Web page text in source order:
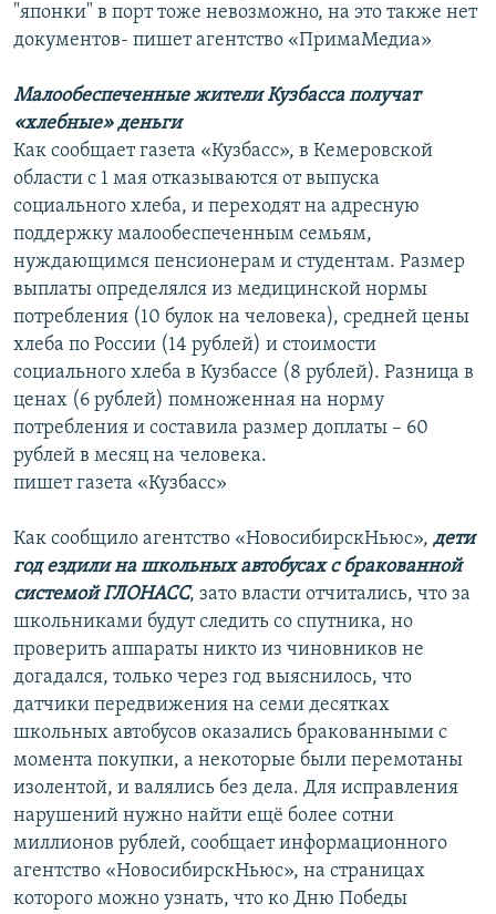
"японки" в порт тоже невозможно, на это также нет
документов- пишет агентство «ПримаМедиа»
Малообеспеченные жители Кузбасса получат
«хлебные» деньги
Как сообщает газета «Кузбасс», в Кемеровской
области с 1 мая отказываются от выпуска
социального хлеба, и переходят на адресную
поддержку малообеспеченным семьям,
нуждающимся пенсионерам и студентам. Размер
выплаты определялся из медицинской нормы
потребления (10 булок на человека), средней цены
хлеба по России (14 рублей) и стоимости
социального хлеба в Кузбассе (8 рублей). Разница в
ценах (6 рублей) помноженная на норму
потребления и составила размер доплаты – 60
рублей в месяц на человека.
пишет газета «Кузбасс»
Как сообщило агентство «НовосибирскНьюс», дети
год ездили на школьных автобусах с бракованной
системой ГЛОНАСС, зато власти отчитались, что за
школьниками будут следить со спутника, но
проверить аппараты никто из чиновников не
догадался, только через год выяснилось, что
датчики передвижения на семи десятках
школьных автобусов оказались бракованными с
момента покупки, а некоторые были перемотаны
изолентой, и валялись без дела. Для исправления
нарушений нужно найти ещё более сотни
миллионов рублей, сообщает информационного
агентство «НовосибирскНьюс», на страницах
которого можно узнать, что ко Дню Победы